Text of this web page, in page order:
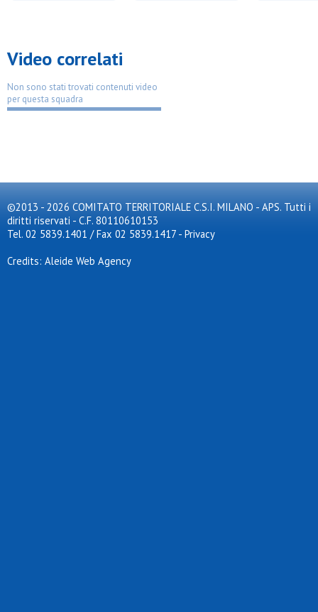
Video correlati
Non sono stati trovati contenuti video
per questa squadra
©2013 - 2026 COMITATO TERRITORIALE C.S.I. MILANO - APS. Tutti i
diritti riservati - C.F. 80110610153
Tel. 02 5839.1401 / Fax 02 5839.1417 - Privacy
Credits: Aleide Web Agency